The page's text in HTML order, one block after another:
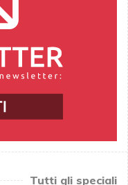
Tutti gli speciali